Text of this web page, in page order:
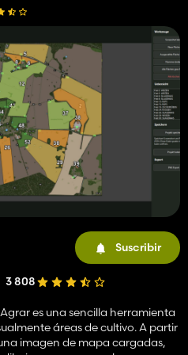
Suscribir
3 808
es una sencilla herramienta
áreas de cultivo. A partir
imagen de mapa cargadas,